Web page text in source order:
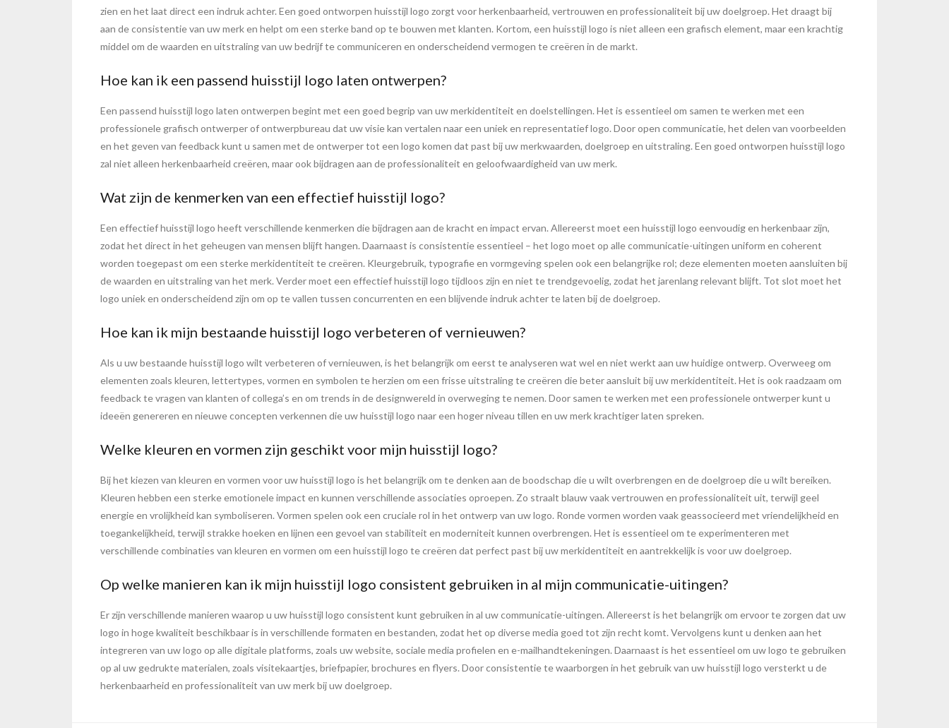
zien en het laat direct een indruk achter. Een goed ontworpen huisstijl logo zorgt voor herkenbaarheid, vertrouwen en professionaliteit bij uw doelgroep. Het draagt bij
aan de consistentie van uw merk en helpt om een sterke band op te bouwen met klanten. Kortom, een huisstijl logo is niet alleen een grafisch element, maar een krachtig
middel om de waarden en uitstraling van uw bedrijf te communiceren en onderscheidend vermogen te creëren in de markt.
Hoe kan ik een passend huisstijl logo laten ontwerpen?
Een passend huisstijl logo laten ontwerpen begint met een goed begrip van uw merkidentiteit en doelstellingen. Het is essentieel om samen te werken met een
professionele grafisch ontwerper of ontwerpbureau dat uw visie kan vertalen naar een uniek en representatief logo. Door open communicatie, het delen van voorbeelden
en het geven van feedback kunt u samen met de ontwerper tot een logo komen dat past bij uw merkwaarden, doelgroep en uitstraling. Een goed ontworpen huisstijl logo
zal niet alleen herkenbaarheid creëren, maar ook bijdragen aan de professionaliteit en geloofwaardigheid van uw merk.
Wat zijn de kenmerken van een effectief huisstijl logo?
Een effectief huisstijl logo heeft verschillende kenmerken die bijdragen aan de kracht en impact ervan. Allereerst moet een huisstijl logo eenvoudig en herkenbaar zijn,
zodat het direct in het geheugen van mensen blijft hangen. Daarnaast is consistentie essentieel – het logo moet op alle communicatie-uitingen uniform en coherent
worden toegepast om een sterke merkidentiteit te creëren. Kleurgebruik, typografie en vormgeving spelen ook een belangrijke rol; deze elementen moeten aansluiten bij
de waarden en uitstraling van het merk. Verder moet een effectief huisstijl logo tijdloos zijn en niet te trendgevoelig, zodat het jarenlang relevant blijft. Tot slot moet het
logo uniek en onderscheidend zijn om op te vallen tussen concurrenten en een blijvende indruk achter te laten bij de doelgroep.
Hoe kan ik mijn bestaande huisstijl logo verbeteren of vernieuwen?
Als u uw bestaande huisstijl logo wilt verbeteren of vernieuwen, is het belangrijk om eerst te analyseren wat wel en niet werkt aan uw huidige ontwerp. Overweeg om
elementen zoals kleuren, lettertypes, vormen en symbolen te herzien om een frisse uitstraling te creëren die beter aansluit bij uw merkidentiteit. Het is ook raadzaam om
feedback te vragen van klanten of collega’s en om trends in de designwereld in overweging te nemen. Door samen te werken met een professionele ontwerper kunt u
ideeën genereren en nieuwe concepten verkennen die uw huisstijl logo naar een hoger niveau tillen en uw merk krachtiger laten spreken.
Welke kleuren en vormen zijn geschikt voor mijn huisstijl logo?
Bij het kiezen van kleuren en vormen voor uw huisstijl logo is het belangrijk om te denken aan de boodschap die u wilt overbrengen en de doelgroep die u wilt bereiken.
Kleuren hebben een sterke emotionele impact en kunnen verschillende associaties oproepen. Zo straalt blauw vaak vertrouwen en professionaliteit uit, terwijl geel
energie en vrolijkheid kan symboliseren. Vormen spelen ook een cruciale rol in het ontwerp van uw logo. Ronde vormen worden vaak geassocieerd met vriendelijkheid en
toegankelijkheid, terwijl strakke hoeken en lijnen een gevoel van stabiliteit en moderniteit kunnen overbrengen. Het is essentieel om te experimenteren met
verschillende combinaties van kleuren en vormen om een huisstijl logo te creëren dat perfect past bij uw merkidentiteit en aantrekkelijk is voor uw doelgroep.
Op welke manieren kan ik mijn huisstijl logo consistent gebruiken in al mijn communicatie-uitingen?
Er zijn verschillende manieren waarop u uw huisstijl logo consistent kunt gebruiken in al uw communicatie-uitingen. Allereerst is het belangrijk om ervoor te zorgen dat uw
logo in hoge kwaliteit beschikbaar is in verschillende formaten en bestanden, zodat het op diverse media goed tot zijn recht komt. Vervolgens kunt u denken aan het
integreren van uw logo op alle digitale platforms, zoals uw website, sociale media profielen en e-mailhandtekeningen. Daarnaast is het essentieel om uw logo te gebruiken
op al uw gedrukte materialen, zoals visitekaartjes, briefpapier, brochures en flyers. Door consistentie te waarborgen in het gebruik van uw huisstijl logo versterkt u de
herkenbaarheid en professionaliteit van uw merk bij uw doelgroep.